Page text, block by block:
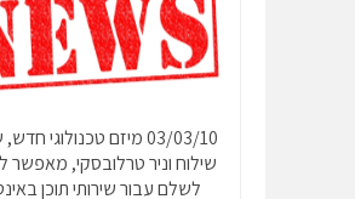
03/03/10 מיזם טכנולוגי
שילוח וניר טרלובסקי, מאפשר
לשלם עבור שירותי תוכן